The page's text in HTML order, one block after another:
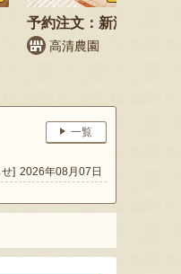
予約注文：新潟県産 梨
高清農園
一覧
] 2026年08月07日